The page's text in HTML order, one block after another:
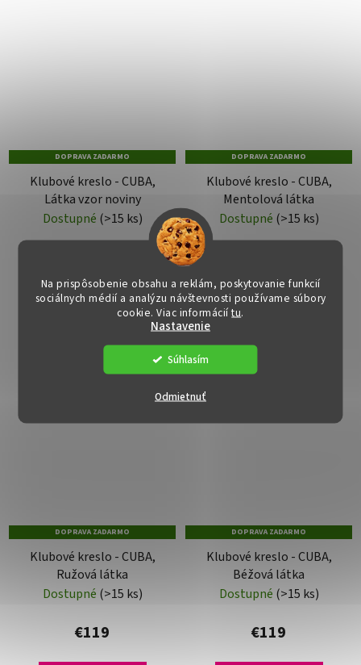
Na prispôsobenie obsahu a reklám, poskytovanie funkcií
sociálnych médií a analýzu návštevnosti používame súbory
cookie. Viac informáciítu.
Nastavenie
Odmietnuť
Súhlasím
DOPRAVA ZADARMO
Klubové kreslo - CUBA,
Látka vzor noviny
Dostupné (>15 ks)
DO KOŠÍKA
DOPRAVA ZADARMO
Klubové kreslo - CUBA,
Mentolová látka
Dostupné (>15 ks)
DO KOŠÍKA
DOPRAVA ZADARMO
Klubové kreslo - CUBA,
Ružová látka
Dostupné (>15 ks)
€119
DOPRAVA ZADARMO
Klubové kreslo - CUBA,
Béžová látka
Dostupné (>15 ks)
€119